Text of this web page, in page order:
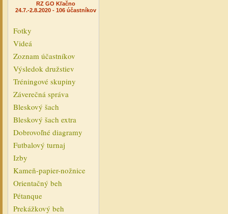
RZ GO Kľačno
24.7.-2.8.2020 - 106 účastníkov
Fotky
Videá
Zoznam účastníkov
Výsledok družstiev
Tréningové skupiny
Záverečná správa
Bleskový šach
Bleskový šach extra
Dobrovoľné diagramy
Futbalový turnaj
Izby
Kameň-papier-nožnice
Orientačný beh
Pétanque
Prekážkový beh